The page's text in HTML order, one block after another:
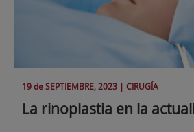
19 deSEPTIEMBRE, 2023 | CIRUGÍA
La rinoplastia en la